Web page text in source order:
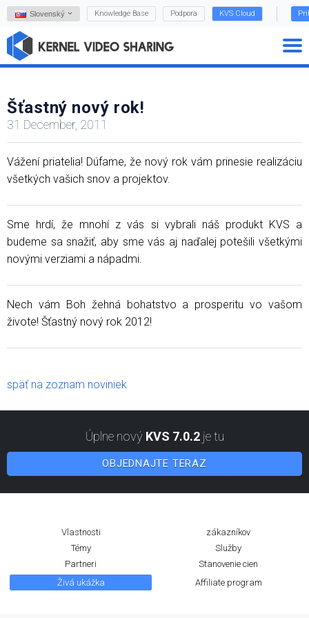
Slovenský Knowledge Base Podpora KVS Cloud
Šťastný nový rok!
31 December, 2011
Vážení priatelia! Dúfame, že nový rok vám prinesie realizáciu
všetkých vašich snov a projektov.
Sme hrdí, že mnohí z vás si vybrali náš produkt KVS a
budeme sa snažiť, aby sme vás aj naďalej potešili všetkými
novými verziami a nápadmi.
Nech vám Boh žehná bohatstvo a prosperitu vo vašom
živote! Šťastný nový rok 2012!
späť na zoznam noviniek
Úplne nový KVS 7.0.2je tu
OBJEDNAJTE TERAZ
Vlastnosti
zákazníkov
Témy
Služby
Partneri
Stanovenie cien
Živá ukážka
Affiliate program